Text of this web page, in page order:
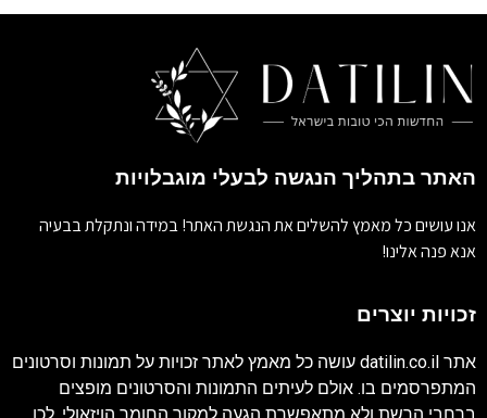
האתר בתהליך הנגשה לבעלי מוגבלויות
אנו עושים כל מאמץ להשלים את הנגשת האתר! במידה ונתקלת בבעיה
אנא פנה אלינו!
זכויות יוצרים
אתר datilin.co.il עושה כל מאמץ לאתר זכויות על תמונות וסרטונים
המתפרסמים בו. אולם לעיתים התמונות והסרטונים מופצים